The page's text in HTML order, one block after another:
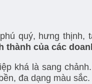
quý, hưng thịnh,
của các
khá là sang
đa dạng màu sắc.